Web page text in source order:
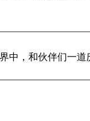
中，和伙伴们一